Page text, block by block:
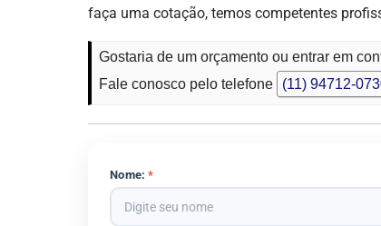
faça uma cotação, temos competentes
Gostaria de um orçamento ou entrar em
Fale conosco pelo telefone
(11) 94712-
Nome:*